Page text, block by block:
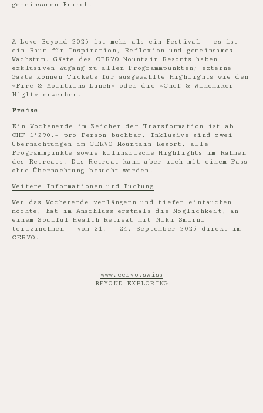
gemeinsamen Brunch.
A Love Beyond 2025 ist mehr als ein Festival – es ist
ein Raum für Inspiration, Reflexion und gemeinsames
Wachstum. Gäste des CERVO Mountain Resorts haben
exklusiven Zugang zu allen Programmpunkten; externe
Gäste können Tickets für ausgewählte Highlights wie den
«Fire & Mountains Lunch» oder die «Chef & Winemaker
Night» erwerben.
Preise
Ein Wochenende im Zeichen der Transformation ist ab
CHF 1'290.– pro Person buchbar. Inklusive sind zwei
Übernachtungen im CERVO Mountain Resort, alle
Programmpunkte sowie kulinarische Highlights im Rahmen
des Retreats. Das Retreat kann aber auch mit einem Pass
ohne Übernachtung besucht werden.
Weitere Informationen und Buchung
Wer das Wochenende verlängern und tiefer eintauchen
möchte, hat im Anschluss erstmals die Möglichkeit, an
einem Soulful Health Retreat
mit Niki Smirni
teilzunehmen – vom 21. – 24. September 2025 direkt im
CERVO.
www.cervo.swiss
BEYOND EXPLORING